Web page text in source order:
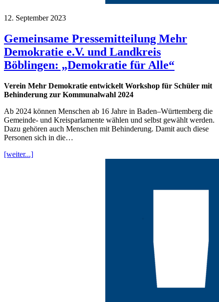
12. September 2023
Gemeinsame Pressemitteilung Mehr
Demokratie e.V. und Landkreis
Böblingen: „Demokratie für Alle“
Verein Mehr Demokratie entwickelt Workshop für Schüler mit
Behinderung zur Kommunalwahl 2024
Ab 2024 können Menschen ab 16 Jahre in Baden–Württemberg die
Gemeinde- und Kreisparlamente wählen und selbst gewählt werden.
Dazu gehören auch Menschen mit Behinderung. Damit auch diese
Personen sich in die…
[weiter...]